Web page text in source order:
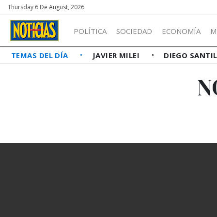
Thursday 6 De August, 2026
POLÍTICA SOCIEDAD ECONOMÍA
TEMAS DEL DÍA JAVIER MILEI DIEGO